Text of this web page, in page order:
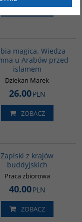
ZOBACZ
magica. Wiedza
u Arabów przed
islamem
Dziekan Marek
26.00PLN
ZOBACZ
Zapiski z krajów
buddyjskich
Praca zbiorowa
40.00PLN
ZOBACZ